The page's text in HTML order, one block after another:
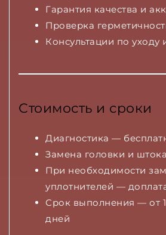
Гарантия качества и
Проверка
Консультации по уходу
Стоимость и сроки
Диагностика —
Замена головки и
При необходимости
уплотнителей —
Срок выполнения — от
дней